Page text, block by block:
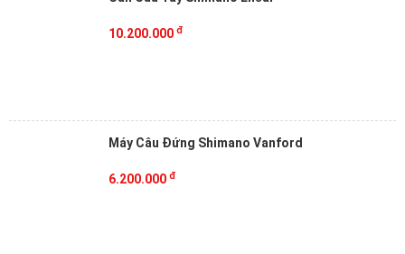
10.200.000 đ
Máy Câu Đứng Shimano Vanford
6.200.000 đ